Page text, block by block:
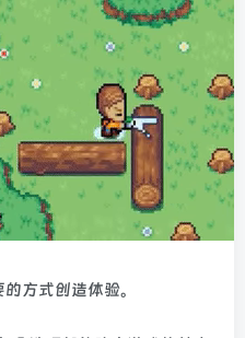
方式创造体验。